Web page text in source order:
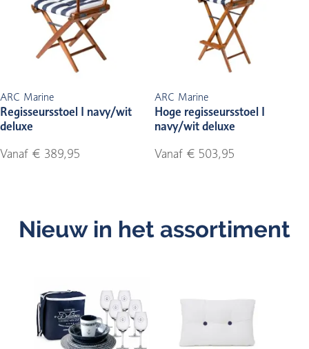
ARC Marine
Regisseursstoel I navy/wit
deluxe
Vanaf € 389,95
ARC Marine
Hoge regisseursstoel I
navy/wit deluxe
Vanaf € 503,95
Nieuw in het assortiment